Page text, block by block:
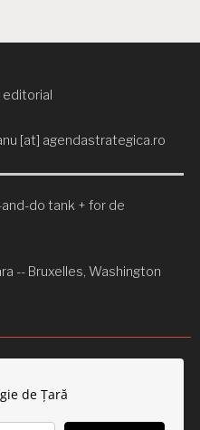
[at] agendastrategica.ro
do tank + for de
-- Bruxelles, Washington
de Țară